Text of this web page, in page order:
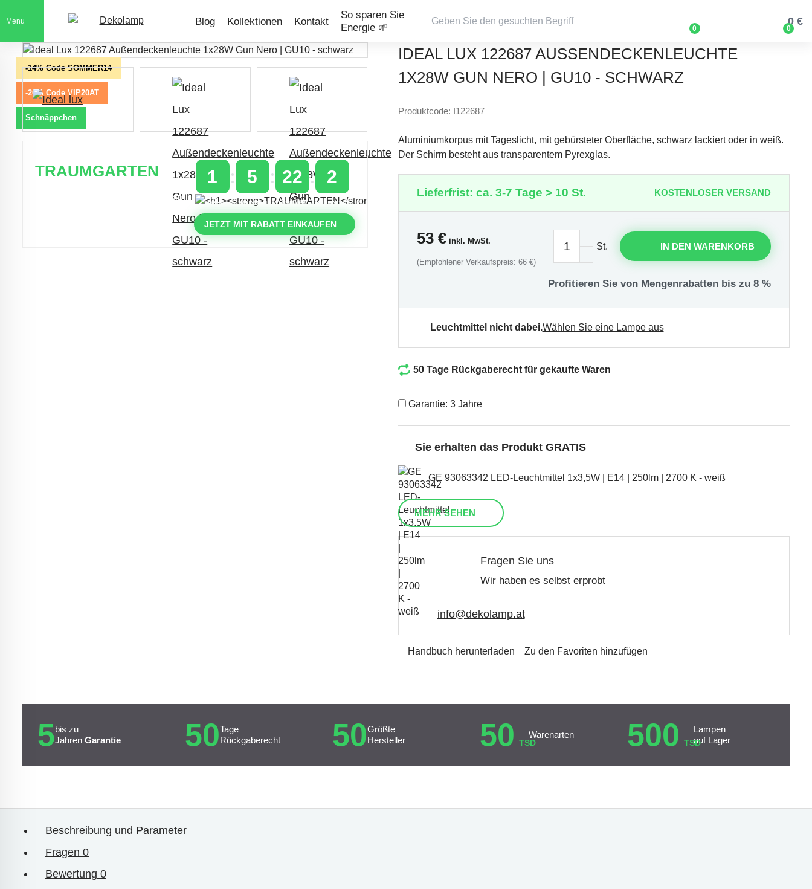
Menu Blog Kollektionen Kontakt
So sparen Sie
Energie 🌱
0 0
0 €
IDEAL LUX 122687 AUSSENDECKENLEUCHTE 1
X28W GUN NERO | GU10 - SCHWARZ
-14% Code SOMMER14
-20% Code VIP20AT
Schnäppchen
TRAUMGARTEN
Zeitlich begrenzter 20 % Rabatt auf
1
TAGE
5
STUNDEN
22
MINUTEN
1
SEKUNDEN
JETZT MIT RABATT EINKAUFEN
Produktcode: I122687
Aluminiumkorpus mit Tageslicht, mit gebürsteter Oberfläche, schwarz lackiert oder in weiß.
Der Schirm besteht aus transparentem Pyrexglas.
Lieferfrist: ca. 3-7 Tage > 10 St. KOSTENLOSER VERSAND
53€inkl. MwSt.
(Empfohlener Verkaufspreis: 66 €)
St. IN DEN WARENKORB
Profitieren Sie von Mengenrabatten bis zu 8 %
Leuchtmittel nicht dabei.Wählen Sie eine Lampe aus
50 Tage Rückgaberecht für gekaufte Waren
Garantie: 3 Jahre
Sie erhalten das Produkt GRATIS
GE 93063342 LED-Leuchtmittel 1x3,5W | E14 | 250lm | 2700 K - weiß
MEHR SEHEN
Fragen Sie uns
Wir haben es selbst erprobt
info@dekolamp.at
Handbuch herunterladen Zu den Favoriten hinzufügen
5bis zu
Jahren Garantie 50Tage
Rückgaberecht
50Größte
Hersteller
50 TSD
Warenarten 500 TSD
Lampen
auf Lager
Beschreibung und Parameter
Fragen 0
Bewertung 0